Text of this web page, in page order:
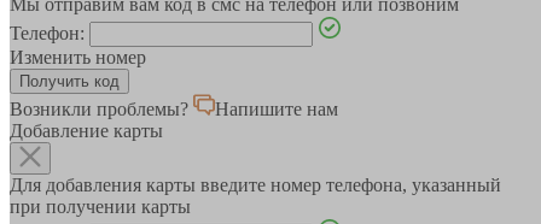
Мы отправим вам код в смс на телефон или позвоним
Телефон:
Изменить номер
Возникли проблемы?
Напишите нам
Добавление карты
Для добавления карты введите номер телефона, указанный
при получении карты